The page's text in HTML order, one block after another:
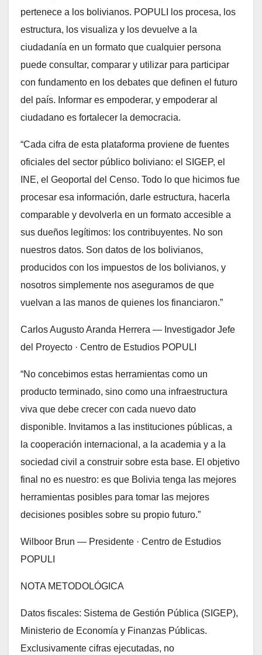
pertenece a los bolivianos. POPULI los procesa, los
estructura, los visualiza y los devuelve a la
ciudadanía en un formato que cualquier persona
puede consultar, comparar y utilizar para participar
con fundamento en los debates que definen el futuro
del país. Informar es empoderar, y empoderar al
ciudadano es fortalecer la democracia.
“Cada cifra de esta plataforma proviene de fuentes
oficiales del sector público boliviano: el SIGEP, el
INE, el Geoportal del Censo. Todo lo que hicimos fue
procesar esa información, darle estructura, hacerla
comparable y devolverla en un formato accesible a
sus dueños legítimos: los contribuyentes. No son
nuestros datos. Son datos de los bolivianos,
producidos con los impuestos de los bolivianos, y
nosotros simplemente nos aseguramos de que
vuelvan a las manos de quienes los financiaron.”
Carlos Augusto Aranda Herrera — Investigador Jefe
del Proyecto · Centro de Estudios POPULI
“No concebimos estas herramientas como un
producto terminado, sino como una infraestructura
viva que debe crecer con cada nuevo dato
disponible. Invitamos a las instituciones públicas, a
la cooperación internacional, a la academia y a la
sociedad civil a construir sobre esta base. El objetivo
final no es nuestro: es que Bolivia tenga las mejores
herramientas posibles para tomar las mejores
decisiones posibles sobre su propio futuro.”
Wilboor Brun — Presidente · Centro de Estudios
POPULI
NOTA METODOLÓGICA
Datos fiscales: Sistema de Gestión Pública (SIGEP),
Ministerio de Economía y Finanzas Públicas.
Exclusivamente cifras ejecutadas, no